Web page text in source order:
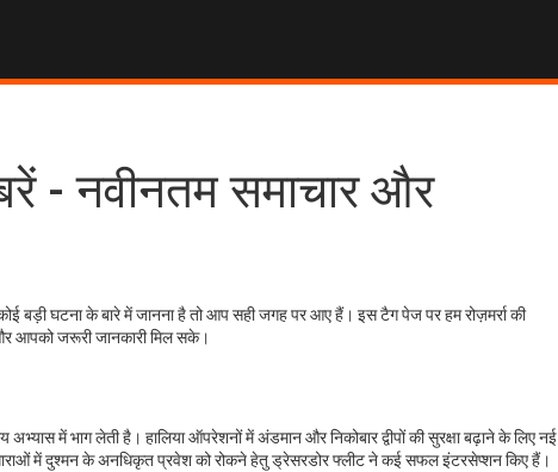
- नवीनतम समाचार और
बड़ी घटना के बारे में जानना है तो आप सही जगह पर आए हैं। इस टैग पेज पर हम रोज़मर्रा की
आपको जरूरी जानकारी मिल सके।
अभ्यास में भाग लेती है। हालिया ऑपरेशनों में अंडमान और निकोबार द्वीपों की सुरक्षा बढ़ाने के लिए नई
में दुश्मन के अनधिकृत प्रवेश को रोकने हेतु ड्रेसरडोर फ्लीट ने कई सफल इंटरसेप्शन किए हैं।